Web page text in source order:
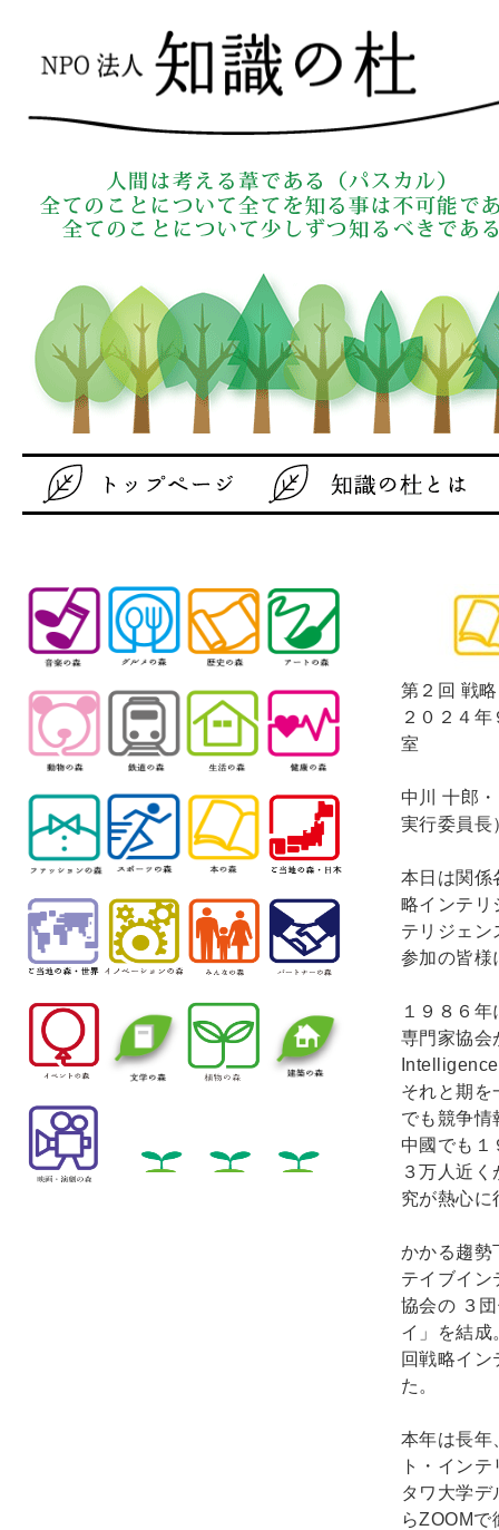
第２回 戦
２０２４
室
中川 十郎
実行委員長
本日は関係
略インテリ
テリジェン
参加の皆様
１９８６
専門家協会
それと期
でも競争情
中國でも１
３万人近
究が熱心に
かかる趨勢
テイブイン
協会の ３
イ」を結成
回戦略イン
た。
本年は長年
ト・イン
タワ大学
らZOOM